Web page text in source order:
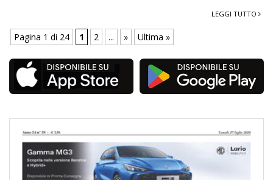
LEGGI TUTTO
Pagina 1 di 24 1 2 ... » Ultima »